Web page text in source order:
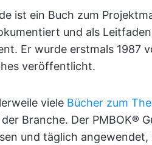
ist ein Buch zum
und als
Er wurde erstmals 1987
veröffentlicht.
viele Bücher zum
der Branche. Der PMBOK®
und täglich